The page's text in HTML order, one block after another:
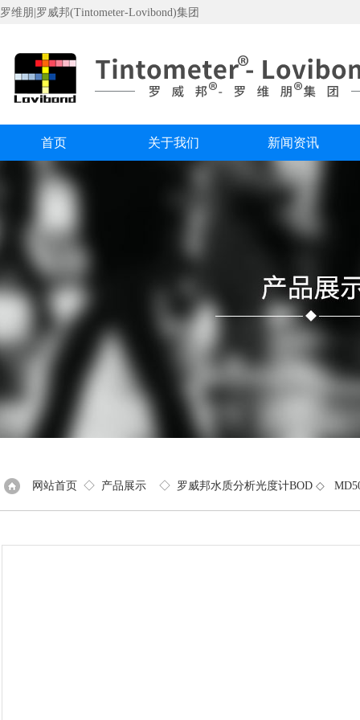
罗维朋|罗威邦(Tintometer-Lovibond)集团
首页 关于我们 新闻资讯
网站首页 ◇ 产品展示 ◇ 罗威邦水质分析光度计BOD ◇